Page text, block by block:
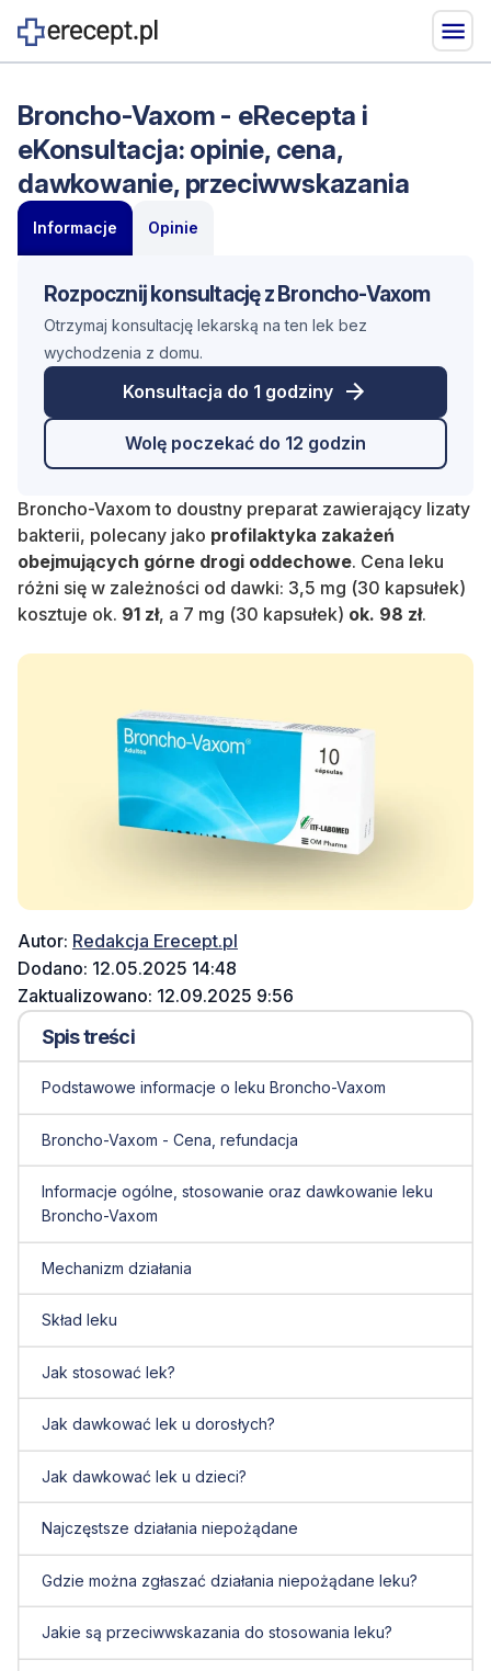
Broncho-Vaxom - eRecepta i
eKonsultacja: opinie, cena,
dawkowanie, przeciwwskazania
Informacje Opinie
Rozpocznij konsultację z Broncho-Vaxom
Otrzymaj konsultację lekarską na ten lek bez
wychodzenia z domu.
Konsultacja do 1 godziny
Wolę poczekać do 12 godzin
Broncho-Vaxom to doustny preparat zawierający lizaty
bakterii, polecany jako profilaktyka zakażeń
obejmujących górne drogi oddechowe. Cena leku
różni się w zależności od dawki: 3,5 mg (30 kapsułek)
kosztuje ok. 91 zł, a 7 mg (30 kapsułek) ok. 98 zł.
Autor: Redakcja Erecept.pl
Dodano: 12.05.2025 14:48
Zaktualizowano: 12.09.2025 9:56
Spis treści
Podstawowe informacje o leku Broncho-Vaxom
Broncho-Vaxom - Cena, refundacja
Informacje ogólne, stosowanie oraz dawkowanie leku
Broncho-Vaxom
Mechanizm działania
Skład leku
Jak stosować lek?
Jak dawkować lek u dorosłych?
Jak dawkować lek u dzieci?
Najczęstsze działania niepożądane
Gdzie można zgłaszać działania niepożądane leku?
Jakie są przeciwwskazania do stosowania leku?